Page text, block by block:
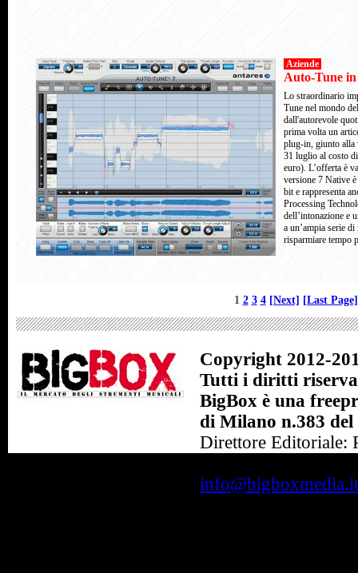
Aziende
Auto-Tune
Lo straordinario
Tune nel mondo
dall'autorevole
prima volta un
plug-in, giunto alla
31 luglio al costo
euro). L’offerta è
versione 7 Native
bit e rappresenta
Processing
dell’intonazione e
a un’ampia serie
risparmiare
1 2 3 4 [Next] [Last Page]
Copyright 2012-
Tutti i diritti
BigBox è una
di Milano n.383 del
Direttore Editoriale:
info@bigboxmedia.it